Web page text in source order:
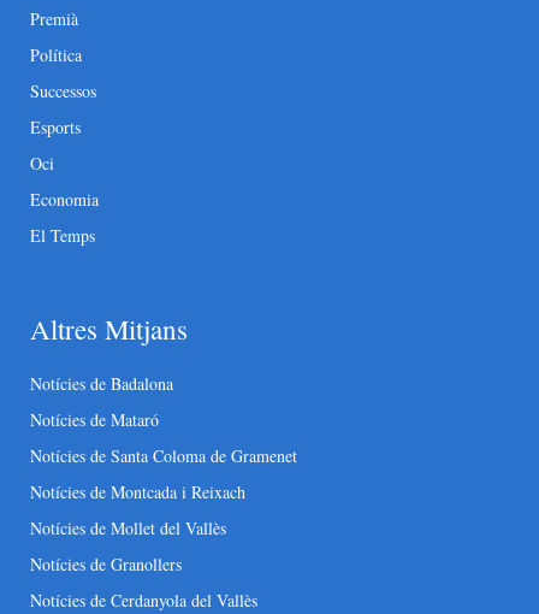
Premià
Política
Successos
Esports
Oci
Economia
El Temps
Altres Mitjans
Notícies de Badalona
Notícies de Mataró
Notícies de Santa Coloma de Gramenet
Notícies de Montcada i Reixach
Notícies de Mollet del Vallès
Notícies de Granollers
Notícies de Cerdanyola del Vallès